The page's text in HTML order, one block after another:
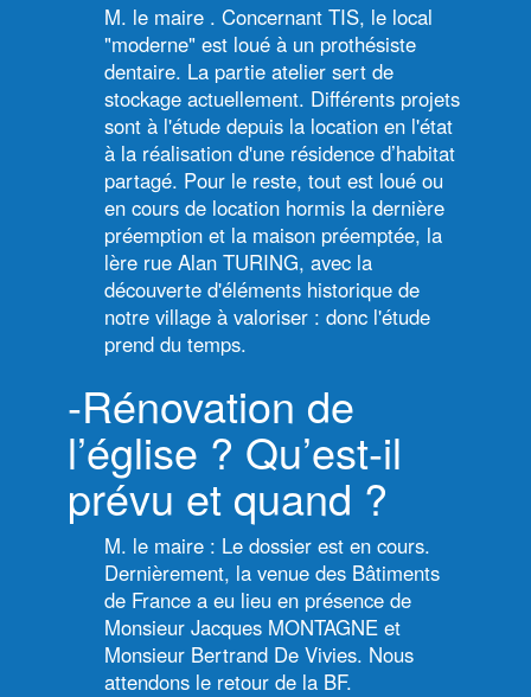
M. le maire . Concernant TIS, le local
"moderne" est loué à un prothésiste
dentaire. La partie atelier sert de
stockage actuellement. Différents projets
sont à l'étude depuis la location en l'état
à la réalisation d'une résidence d’habitat
partagé. Pour le reste, tout est loué ou
en cours de location hormis la dernière
préemption et la maison préemptée, la
lère rue Alan TURING, avec la
découverte d'éléments historique de
notre village à valoriser : donc l'étude
prend du temps.
-Rénovation de
l’église ? Qu’est-il
prévu et quand ?
M. le maire : Le dossier est en cours.
Dernièrement, la venue des Bâtiments
de France a eu lieu en présence de
Monsieur Jacques MONTAGNE et
Monsieur Bertrand De Vivies. Nous
attendons le retour de la BF.